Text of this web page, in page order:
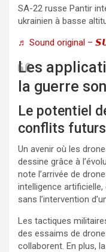
SA-22 russe Pantir
ukrainien à basse
♬ Sound original –
Les
la guerre
Le potentiel
conflits futurs
Un avenir où les
dessine grâce à
note l’arrivée de
intelligence
sans l’intervention
Les tactiques
des essaims de
collaborent. En plus,